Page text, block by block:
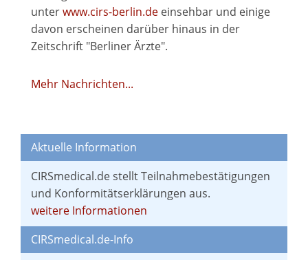
unterwww.cirs-berlin.de einsehbar und einige
davon erscheinen darüber hinaus in der
Zeitschrift "Berliner Ärzte".
Mehr Nachrichten...
Aktuelle Information
CIRSmedical.de stellt Teilnahmebestätigungen
und Konformitätserklärungen aus.
weitere Informationen
CIRSmedical.de-Info